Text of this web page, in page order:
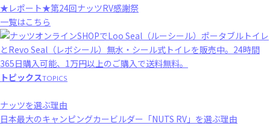
★レポート★第24回ナッツRV感謝祭
一覧はこちら
トピックスTOPICS
ナッツを選ぶ理由
日本最大のキャンピングカービルダー「NUTS RV」を選ぶ理由